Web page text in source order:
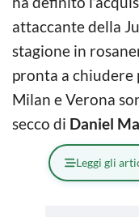
attaccante della
stagione in
pronta a
Milan e Verona
secco di Daniel
Leggi gli